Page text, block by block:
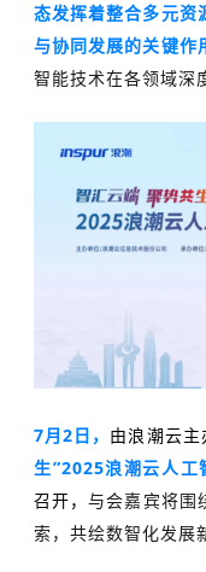
态发挥着整合多元资
与协同发展的关键作
智能技术在各领域深
7月2日， 由浪潮云
生”2025浪潮云人工
召开，与会嘉宾将围
索，共绘数智化发展